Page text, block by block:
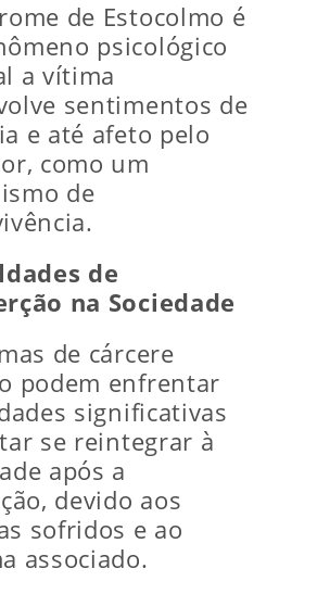
de Estocolmo é
psicológico
a vítima
sentimentos de
e até afeto pelo
como um
de
de
na Sociedade
de cárcere
podem enfrentar
significativas
se reintegrar à
após a
devido aos
sofridos e ao
associado.